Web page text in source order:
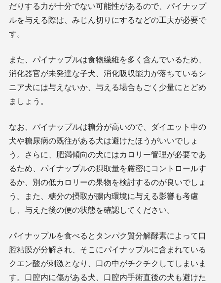
だりする力が十分でない可能性があるので、パイナップ
ルを与える際は、みじん切りにするなどの工夫が必要で
す。
また、パイナップルは食物繊維を多く含んでいるため、
消化器官が未発達な子犬、消化吸収能力が落ちているシ
ニア犬には与えないか、与える場合もごく少量にとどめ
ましょう。
なお、パイナップルは糖分が高いので、ダイエット中の
犬や糖尿病の既往がある犬は避けたほうがいいでしょ
う。さらに、肥満傾向の犬にはカロリー管理が必要であ
るため、パイナップルの摂取量を厳密にコントロールす
るか、別の低カロリーの果物を検討するのが良いでしょ
う。また、糖分の摂取が腸内環境に与える影響も考慮
し、与えた後の便の状態を確認してください。
パイナップルを食べるとタンパク質分解酵素によって口
腔粘膜が分解され、そこにパイナップルに含まれている
クエン酸が刺激となり、口の中がチクチクしてしまいま
す。口腔内に傷がある犬、口腔内手術直後の犬も避けた